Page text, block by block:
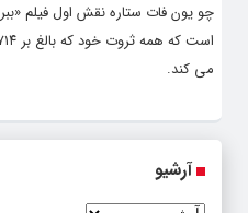
چو یون‌ فات ستاره نقش اول فیلم
می کند.
آرشیو